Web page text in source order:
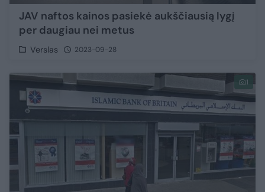
JAV naftos kainos pasiekė aukščiausią lygį
per daugiau nei metus
Verslas 2023-09-28
1